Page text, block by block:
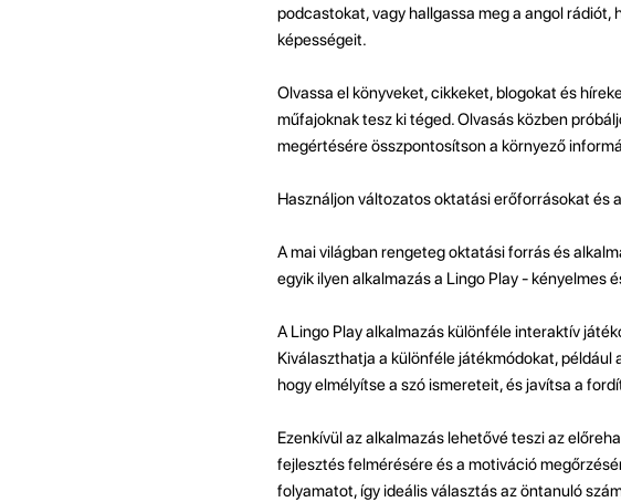
podcastokat, vagy hallgassa meg a angol rádiót,
képességeit.
Olvassa el könyveket, cikkeket, blogokat és
műfajoknak tesz ki téged. Olvasás közben
megértésére összpontosítson a környező
Használjon változatos oktatási erőforrásokat és
A mai világban rengeteg oktatási forrás és
egyik ilyen alkalmazás a Lingo Play - kényelmes
A Lingo Play alkalmazás különféle interaktív
Kiválaszthatja a különféle játékmódokat, például
hogy elmélyítse a szó ismereteit, és javítsa a
Ezenkívül az alkalmazás lehetővé teszi az
fejlesztés felmérésére és a motiváció
folyamatot, így ideális választás az öntanuló